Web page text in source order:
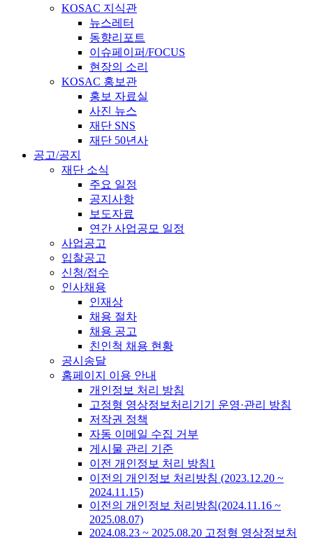
KOSAC 지식관
뉴스레터
동향리포트
이슈페이퍼/FOCUS
현장의 소리
KOSAC 홍보관
홍보 자료실
사진 뉴스
재단 SNS
재단 50년사
공고/공지
재단 소식
주요 일정
공지사항
보도자료
연간 사업공모 일정
사업공고
입찰공고
신청/접수
인사채용
인재상
채용 절차
채용 공고
친인척 채용 현황
공시송달
홈페이지 이용 안내
개인정보 처리 방침
고정형 영상정보처리기기 운영·관리 방침
저작권 정책
자동 이메일 수집 거부
게시물 관리 기준
이전 개인정보 처리 방침1
이전의 개인정보 처리방침 (2023.12.20 ~
2024.11.15)
이전의 개인정보 처리방침(2024.11.16 ~
2025.08.07)
2024.08.23 ~ 2025.08.20 고정형 영상정보처